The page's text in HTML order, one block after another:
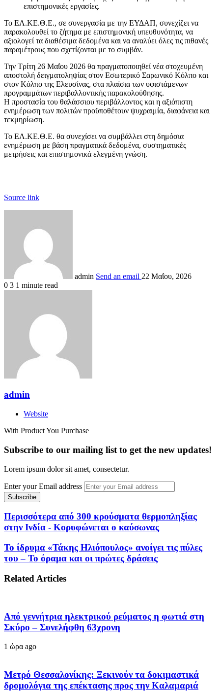
επιστημονικές εργασίες.
Το ΕΛ.ΚΕ.Θ.Ε., σε συνεργασία με την ΕΥΔΑΠ, συνεχίζει να
παρακολουθεί το ζήτημα με επιστημονική υπευθυνότητα, να
αξιολογεί τα διαθέσιμα δεδομένα και να αναλύει όλες τις πιθανές
παραμέτρους που σχετίζονται με το συμβάν.
Την Τρίτη 26 Μαΐου 2026 θα πραγματοποιηθεί νέα στοχευμένη
αποστολή δειγματοληψίας στον Εσωτερικό Σαρωνικό Κόλπο και
στον Κόλπο της Ελευσίνας, στα πλαίσια των υφιστάμενων
προγραμμάτων περιβαλλοντικής παρακολούθησης.
Η προστασία του θαλάσσιου περιβάλλοντος και η αξιόπιστη
ενημέρωση των πολιτών προϋποθέτουν ψυχραιμία, διαφάνεια και
τεκμηρίωση.
Το ΕΛ.ΚΕ.Θ.Ε. θα συνεχίσει να συμβάλλει στη δημόσια
ενημέρωση με βάση πραγματικά δεδομένα, συστηματικές
μετρήσεις και επιστημονικά ελεγμένη γνώση.
Source link
admin Send an email 22 Μαΐου, 2026
0 3 1 minute read
admin
Website
With Product You Purchase
Subscribe to our mailing list to get the new updates!
Lorem ipsum dolor sit amet, consectetur.
Enter your Email address
Περισσότερα από 300 κρούσματα θερμοπληξίας
στην Ινδία - Κορυφώνεται ο καύσωνας
Το ίδρυμα «Τάκης Ηλιόπουλος» ανοίγει τις πύλες
του – Το όραμα και οι πρώτες δράσεις
Related Articles
Από γεννήτρια ηλεκτρικού ρεύματος η φωτιά στη
Σκύρο – Συνελήφθη 63χρονη
1 ώρα ago
Μετρό Θεσσαλονίκης: Ξεκινούν τα δοκιμαστικά
δρομολόγια της επέκτασης προς την Καλαμαριά